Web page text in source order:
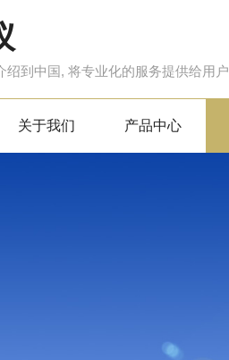
绍到中国, 将专业化的服务提供给用户
关于我们 产品中心